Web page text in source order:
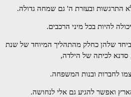
התרגשות ובעזרת ה' גם שמחה גדולה.
להיות בכל מיני הרכבים.
שלהן כחלק מהתהליך המיוחד של שנת
סדנא לכיתה של הילדה,
לחברות ובנות המשפחה.
ואפשר להגיע גם אלי לנחושה.